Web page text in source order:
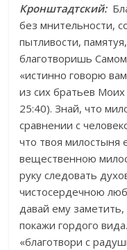
Кронштадтский:
без мнительности,
пытливости,
благотворишь
«истинно говорю
из сих братьев
25:40). Знай, что
сравнении с
что твоя милостыня
вещественною
руку следовать
чистосердечною
давай ему
покажи гордого
«благотвори с